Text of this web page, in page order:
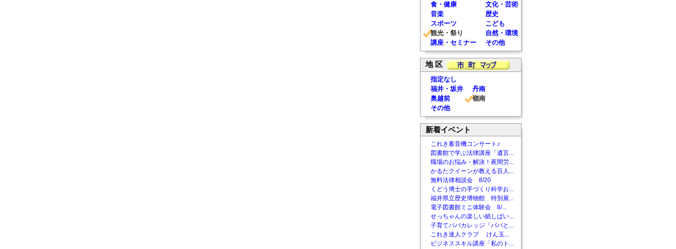
食・健康
文化・芸術
音楽
歴史
スポーツ
こども
観光・祭り
自然・環境
講座・セミナー
その他
地 区
指定なし
福井・坂井
丹南
奥越前
嶺南
その他
新着イベント
これき蓄音機コンサート♪
図書館で学ぶ法律講座「遺言...
職場のお悩み・解決！夜間労...
かるたクイーンが教える百人...
無料法律相談会 8/20
くどう博士の手づくり科学お...
福井県立歴史博物館 特別展...
電子図書館ミニ体験会 8/...
せっちゃんの楽しい紙しばい...
子育てパパカレッジ「パパと...
これき達人クラブ けん玉...
ビジネススキル講座「私のト...